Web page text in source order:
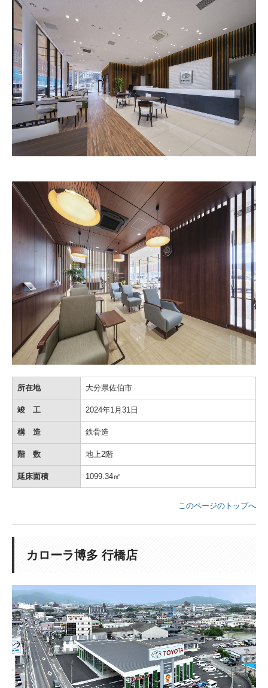
所在地 大分県佐伯市
竣 工 2024年1月31日
構 造 鉄骨造
階 数 地上2階
延床面積 1099.34㎡
このページのトップへ
カローラ博多 行橋店